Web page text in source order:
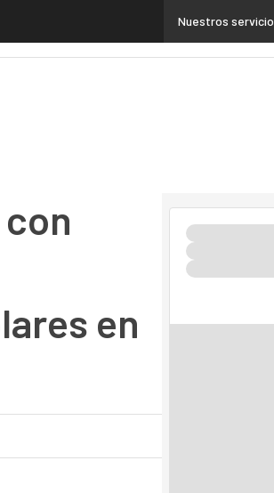
Nuestros
la ronda de financiación de 30
en